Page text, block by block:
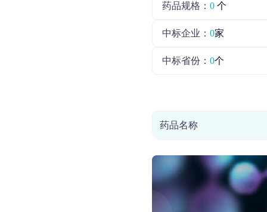
药品规格： 0 个
中标企业： 0家
中标省份： 0个
药品名称